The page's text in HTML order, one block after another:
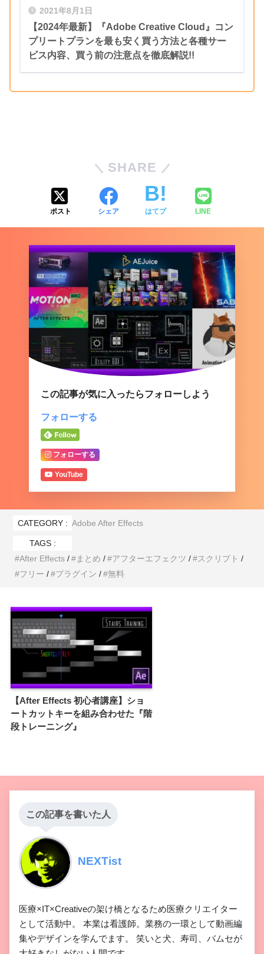
無料で使えるのはありがたいです(´∀｀*)
AEJuice Toolbar
『KBar』を使ってる方は『AEJuice Toolba
r』も使うと合計5つのツールバーをワーク
スペースに設置できますねd(￣∀￣)
『AEJuice Toolbar』の機能や使い方を『KBar』と比較
しながら徹底解説した記事
2022年10月22日
ン『AEJuice Toolbar』の機能や使い方を『KBar』と
比較しながら徹底解説!!
『AEJuice』の無料エクステンション『AEJuice
Toolbar』の機能や使い方を『KBar』と比較しながら徹
ン『TextBorder』 を紹介した動画
『Quick Chromatic Aberration 3』
れる無料プリセット『Num』を徹底解説!!
2021年8月1日
【2024年最新】『Adobe Creative Cloud』コン
プリートプランを最も安く買う方法と各種サー
ビス内容、買う前の注意点を徹底解説!!
SHARE
ポスト シェア はてブ LINE
この記事が気に入ったらフォローしよう
フォローする
フォローする
YouTube
CATEGORY : Adobe After Effects
TAGS :
After Effects
まとめ アフターエフェクツ
スクリプト
フリー
プラグイン 無料
【After Effects 初心者講座】ショ
ートカットキーを組み合わせた『階
段トレーニング』
この記事を書いた人
NEXTist
医療×IT×Creativeの架け橋となるため医療クリエイター
として活動中。 本業は看護師。業務の一環として動画編
集やデザインを学んでます。 笑いと犬、寿司、バムセが